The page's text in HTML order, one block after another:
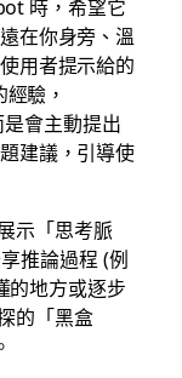
時，希望它
在你身旁、溫
用者提示給的
驗，
會主動提出
建議，引導使
示「思考脈
推論過程 (例
的地方或逐步
的「黑盒